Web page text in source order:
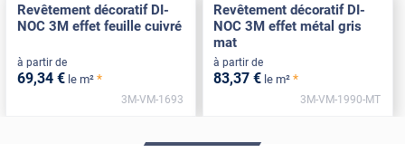
Revêtement décoratif DI-
NOC 3M effet feuille cuivré
à partir de
69,34 € le m² *
3M-VM-1693
Revêtement décoratif DI-
NOC 3M effet métal gris
mat
à partir de
83,37 € le m² *
3M-VM-1990-MT